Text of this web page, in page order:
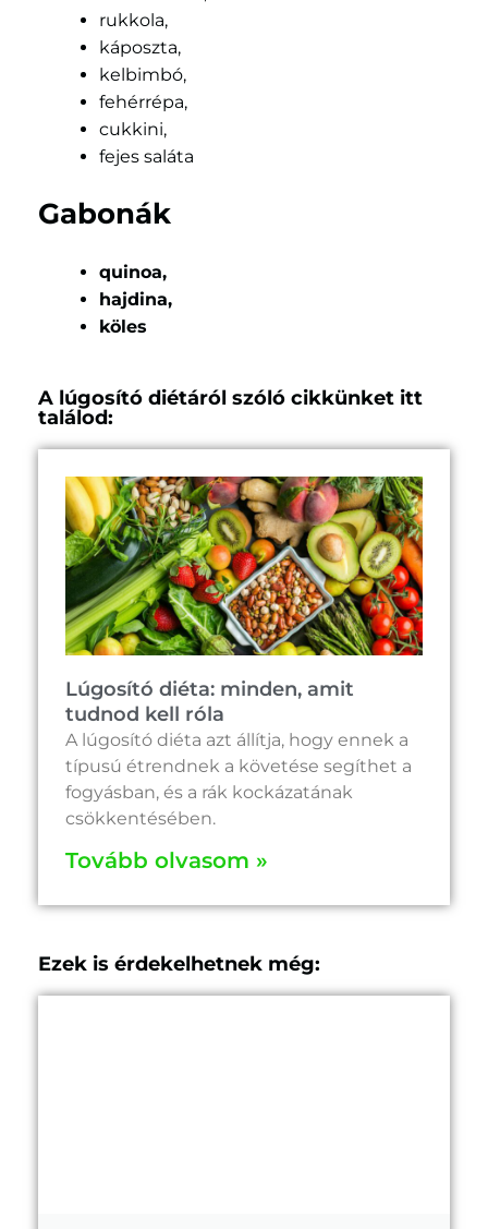
rukkola,
káposzta,
kelbimbó,
fehérrépa,
cukkini,
fejes saláta
Gabonák
quinoa,
hajdina,
köles
A lúgosító diétáról szóló cikkünket itt
találod:
Lúgosító diéta: minden, amit
tudnod kell róla
A lúgosító diéta azt állítja, hogy ennek a
típusú étrendnek a követése segíthet a
fogyásban, és a rák kockázatának
csökkentésében.
Tovább olvasom »
Ezek is érdekelhetnek még: